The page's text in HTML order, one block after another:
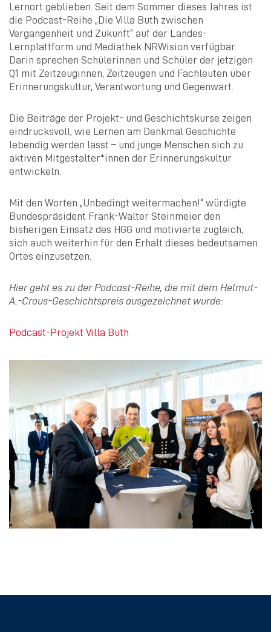
Lernort geblieben. Seit dem Sommer dieses Jahres ist
die Podcast-Reihe „Die Villa Buth zwischen
Vergangenheit und Zukunft“ auf der Landes-
Lernplattform und Mediathek NRWision verfügbar.
Darin sprechen Schülerinnen und Schüler der jetzigen
Q1 mit Zeitzeuginnen, Zeitzeugen und Fachleuten über
Erinnerungskultur, Verantwortung und Gegenwart.
Die Beiträge der Projekt- und Geschichtskurse zeigen
eindrucksvoll, wie Lernen am Denkmal Geschichte
lebendig werden lässt – und junge Menschen sich zu
aktiven Mitgestalter*innen der Erinnerungskultur
entwickeln.
Mit den Worten „Unbedingt weitermachen!“ würdigte
Bundespräsident Frank-Walter Steinmeier den
bisherigen Einsatz des HGG und motivierte zugleich,
sich auch weiterhin für den Erhalt dieses bedeutsamen
Ortes einzusetzen.
Hier geht es zu der Podcast-Reihe, die mit dem Helmut-
A.-Crous-Geschichtspreis ausgezeichnet wurde:
Podcast-Projekt Villa Buth